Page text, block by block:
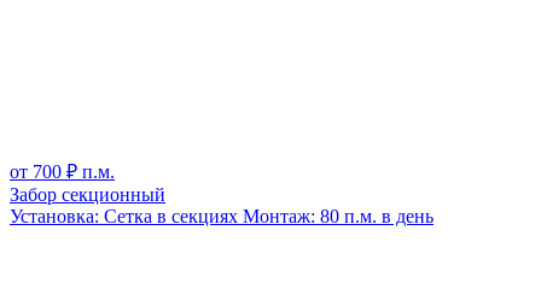
от 700 ₽ п.м.
Забор секционный
Установка: Сетка в секциях Монтаж: 80 п.м. в день